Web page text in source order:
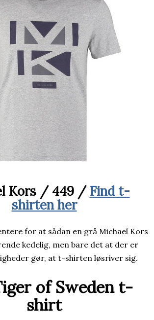
Kors / 449 / Find t-
shirten her
for at sådan en grå Michael Kors
kedelig, men bare det at der er
gør, at t-shirten løsriver sig.
of Sweden t-
shirt